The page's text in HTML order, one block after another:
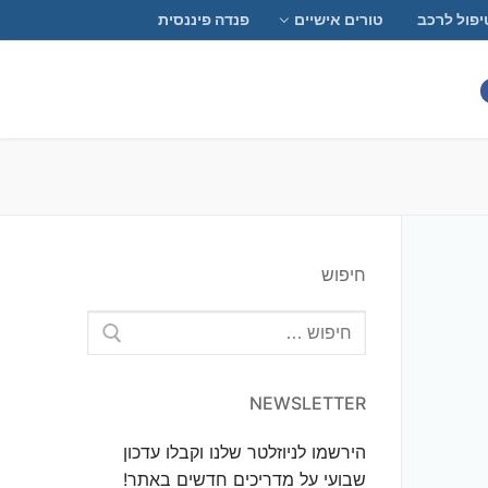
לרכב טורים אישיים פנדה פיננסית
חיפוש
NEWSLETTER
הירשמו לניוזלטר שלנו וקבלו עדכון
שבועי על מדריכים חדשים באתר!